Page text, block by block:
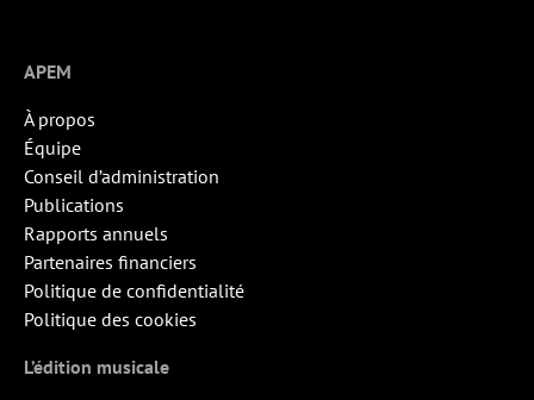
APEM
À propos
Équipe
Conseil d’administration
Publications
Rapports annuels
Partenaires financiers
Politique de confidentialité
Politique des cookies
L’édition musicale